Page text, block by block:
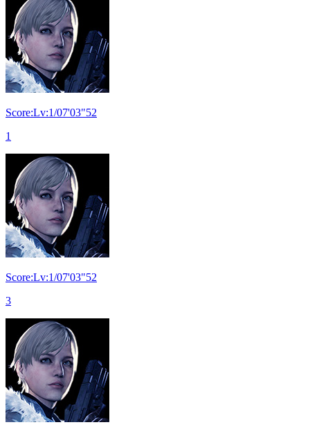
Score:Lv:1/07'03"52
1
Score:Lv:1/07'03"52
3